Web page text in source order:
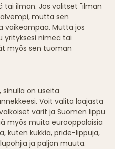
tai ilman. Jos valitset "ilman
mutta sen
vaikeampaa. Mutta jos
yrityksesi nimeä tai
myös sen tuoman
on useita
Voit valita laajasta
värit ja Suomen lippu
myös muita eurooppalaisia
kuten kukkia, pride-lippuja,
ja paljon muuta.